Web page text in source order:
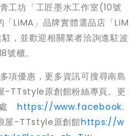
工坊「工匠墨水工作室(10號
LiMA」品牌實體選品店「LiM
，並歡迎相關業者洽詢進駐波
號櫃。
項優惠，更多資訊可搜尋南島
-TTstyle原創館粉絲專頁。更
https://www.facebook.
屋-TTstyle原創館https://w